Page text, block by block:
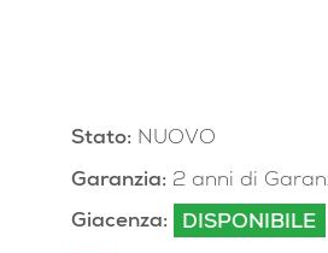
Stato: NUOVO
Garanzia: 2 anni di
Giacenza: DISPONIBILE